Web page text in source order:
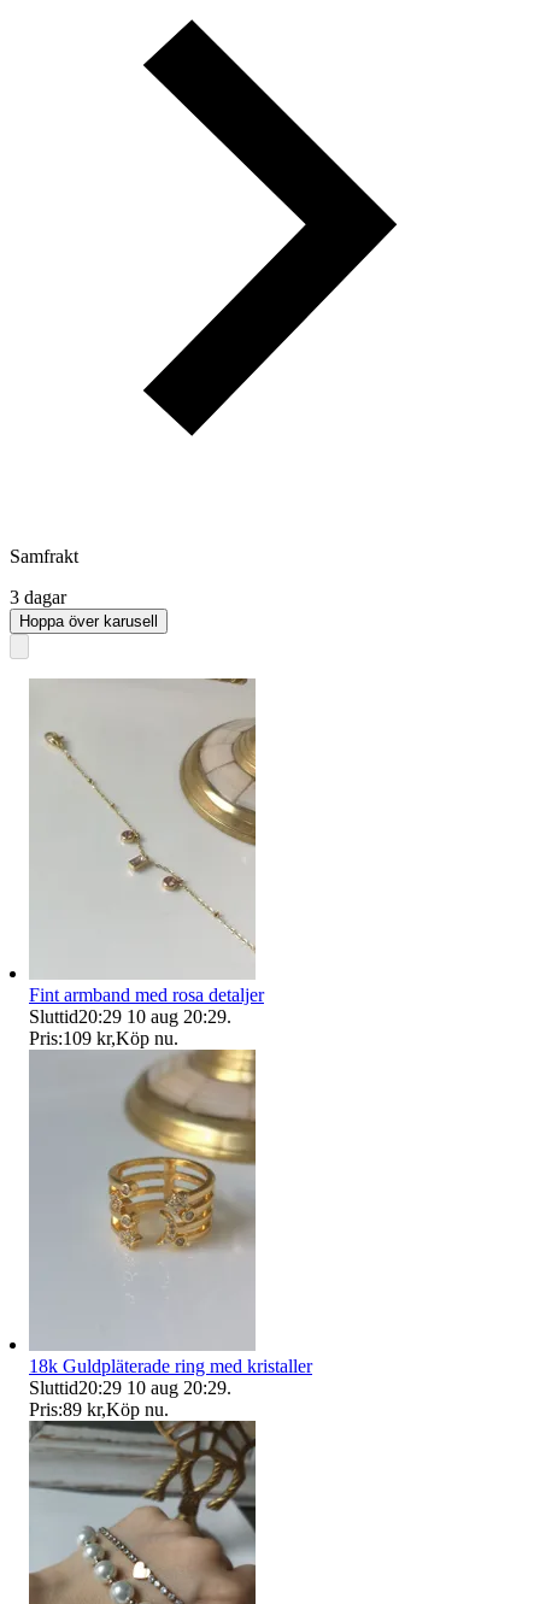
Samfrakt
3 dagar
Hoppa över karusell
Fint armband med rosa detaljer
Sluttid20:29 10 aug 20:29.
Pris:109 kr,Köp nu.
18k Guldpläterade ring med kristaller
Sluttid20:29 10 aug 20:29.
Pris:89 kr,Köp nu.